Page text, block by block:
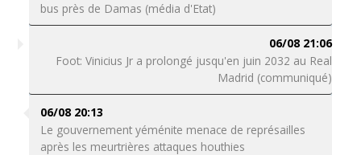
bus près de Damas (média d'Etat)
06/08 21:06
Foot: Vinicius Jr a prolongé jusqu'en juin 2032 au Real
Madrid (communiqué)
06/08 20:13
Le gouvernement yéménite menace de représailles
après les meurtrières attaques houthies